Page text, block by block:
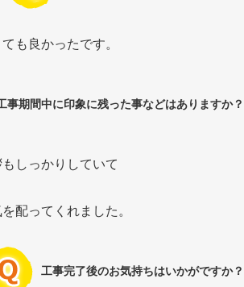
も良かったです。
事期間中に印象に残った事などはありますか？
しっかりしていて
配ってくれました。
工事完了後のお気持ちはいかがですか？